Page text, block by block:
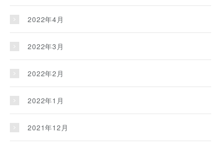
2022年4月
2022年3月
2022年2月
2022年1月
2021年12月